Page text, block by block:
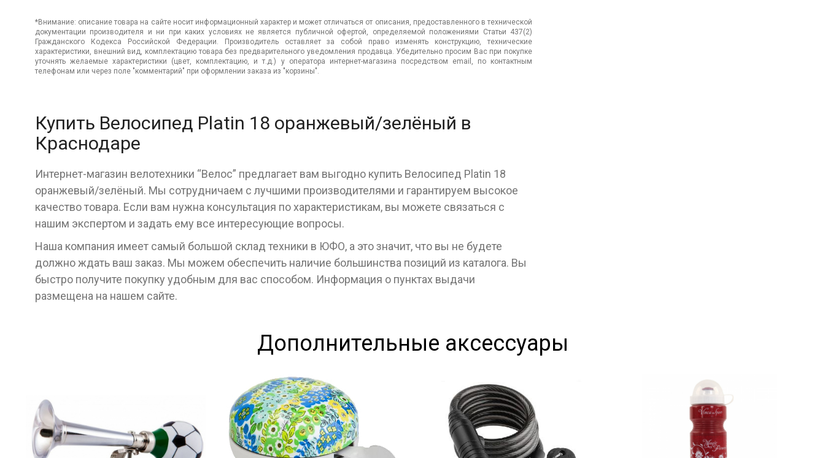
*Внимание: описание товара на сайте носит информационный характер и может отличаться от описания, предоставленного в технической
документации производителя и ни при каких условиях не является публичной офертой, определяемой положениями Статьи 437(2)
Гражданского Кодекса Российской Федерации. Производитель оставляет за собой право изменять конструкцию, технические
характеристики, внешний вид, комплектацию товара без предварительного уведомления продавца. Убедительно просим Вас при покупке
уточнять желаемые характеристики (цвет, комплектацию, и т.д.) у оператора интернет-магазина посредством email, по контактным
телефонам или через поле "комментарий" при оформлении заказа из "корзины".
Купить Велосипед Platin 18 оранжевый/зелёный в
Краснодаре
Интернет-магазин велотехники “Велос” предлагает вам выгодно купить Велосипед Platin 18
оранжевый/зелёный. Мы сотрудничаем с лучшими производителями и гарантируем высокое
качество товара. Если вам нужна консультация по характеристикам, вы можете связаться с
нашим экспертом и задать ему все интересующие вопросы.
Наша компания имеет самый большой склад техники в ЮФО, а это значит, что вы не будете
должно ждать ваш заказ. Мы можем обеспечить наличие большинства позиций из каталога. Вы
быстро получите покупку удобным для вас способом. Информация о пунктах выдачи
размещена на нашем сайте.
Дополнительные аксессуары